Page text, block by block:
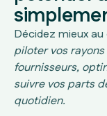
Décidez mieux
piloter vos
fournisseurs,
suivre vos parts
quotidien.